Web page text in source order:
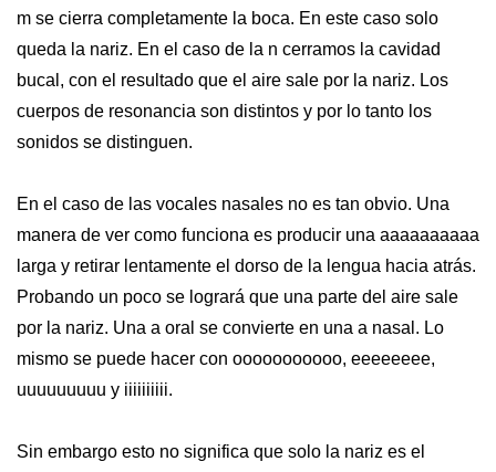
m se cierra completamente la boca. En este caso solo
queda la nariz. En el caso de la n cerramos la cavidad
bucal, con el resultado que el aire sale por la nariz. Los
cuerpos de resonancia son distintos y por lo tanto los
sonidos se distinguen.
En el caso de las vocales nasales no es tan obvio. Una
manera de ver como funciona es producir una aaaaaaaaaa
larga y retirar lentamente el dorso de la lengua hacia atrás.
Probando un poco se logrará que una parte del aire sale
por la nariz. Una a oral se convierte en una a nasal. Lo
mismo se puede hacer con ooooooooooo, eeeeeeee,
uuuuuuuuu y iiiiiiiiii.
Sin embargo esto no significa que solo la nariz es el